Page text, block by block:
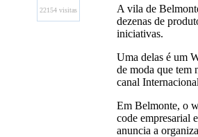
22154 visitas
A vila de
dezenas de
iniciativas.
Uma delas é um
de moda que tem
canal
Em Belmonte, o
code empresarial
anuncia a